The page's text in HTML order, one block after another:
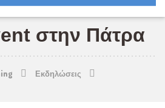
στην Πάτρα
Εκδηλώσεις